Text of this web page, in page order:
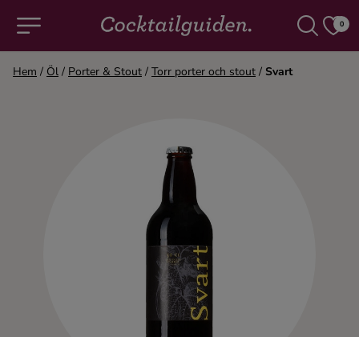
0
Alla cocktails & drinkar
Hem / Öl / Porter & Stout / Torr porter och stout / Svart